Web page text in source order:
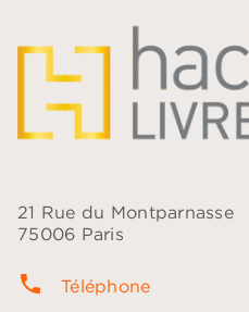
21 Rue du Montparnasse
75006 Paris
phone Téléphone